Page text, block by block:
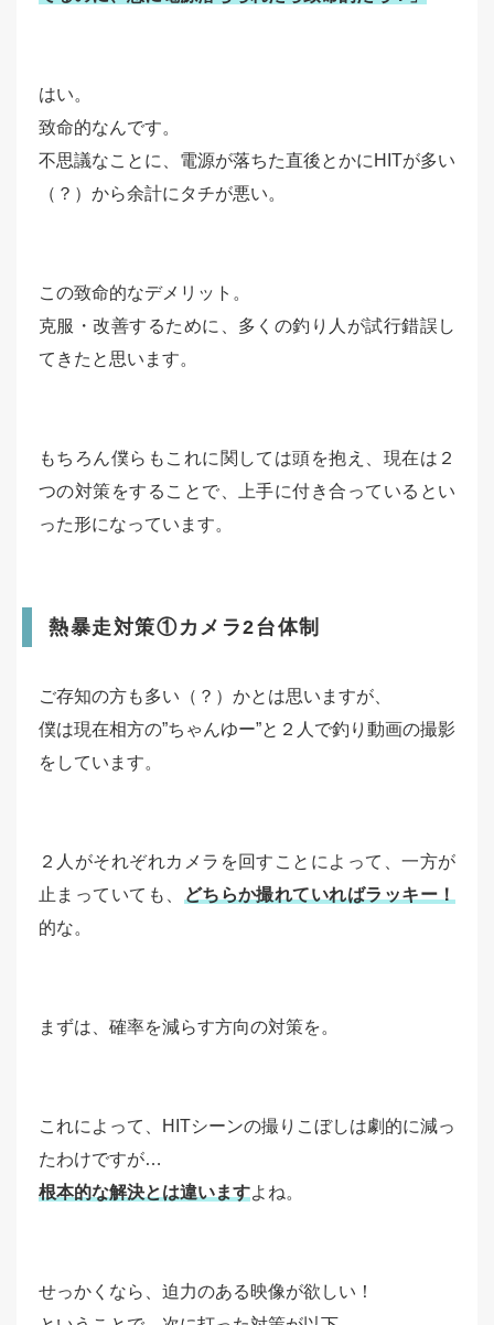
はい。
致命的なんです。
不思議なことに、電源が落ちた直後とかにHITが多い
（？）から余計にタチが悪い。
この致命的なデメリット。
克服・改善するために、多くの釣り人が試行錯誤し
てきたと思います。
もちろん僕らもこれに関しては頭を抱え、現在は２
つの対策をすることで、上手に付き合っているとい
った形になっています。
熱暴走対策①カメラ2台体制
ご存知の方も多い（？）かとは思いますが、
僕は現在相方の”ちゃんゆー”と２人で釣り動画の撮影
をしています。
２人がそれぞれカメラを回すことによって、一方が
止まっていても、
どちらか撮れていればラッキー！
的な。
まずは、確率を減らす方向の対策を。
これによって、HITシーンの撮りこぼしは劇的に減っ
たわけですが…
根本的な解決とは違いますよね。
せっかくなら、迫力のある映像が欲しい！